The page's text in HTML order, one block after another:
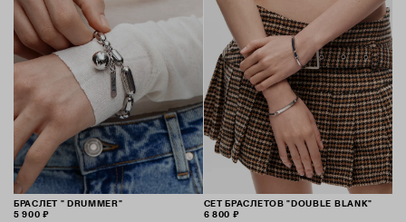
БРАСЛЕТ " DRUMMER"
5 900 ₽
СЕТ БРАСЛЕТОВ "DOUBLE BLANK"
6 800 ₽